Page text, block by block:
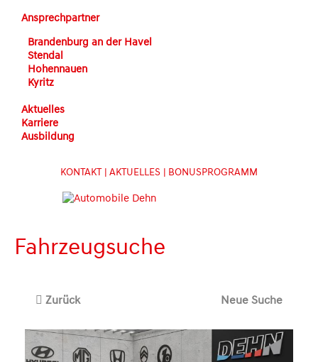
Ansprechpartner
Brandenburg an der Havel
Stendal
Hohennauen
Kyritz
Aktuelles
Karriere
Ausbildung
KONTAKT | AKTUELLES | BONUSPROGRAMM
Fahrzeugsuche
Zurück Neue Suche